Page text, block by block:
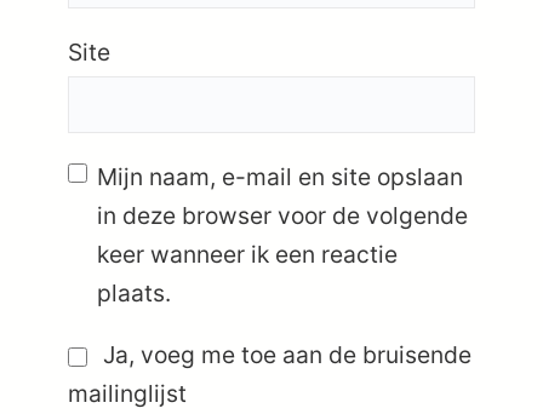
Site
Mijn naam, e-mail en site opslaan
in deze browser voor de volgende
keer wanneer ik een reactie
plaats.
Ja, voeg me toe aan de bruisende
mailinglijst